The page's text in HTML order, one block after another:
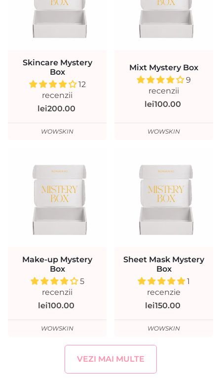
Skincare Mystery
Box
12
recenzii
lei200.00
WOWSKIN
Mixt Mystery Box
9
recenzii
lei100.00
WOWSKIN
Make-up Mystery
Box
5
recenzii
lei100.00
WOWSKIN
Sheet Mask Mystery
Box
1
recenzie
lei150.00
WOWSKIN
VEZI MAI MULTE